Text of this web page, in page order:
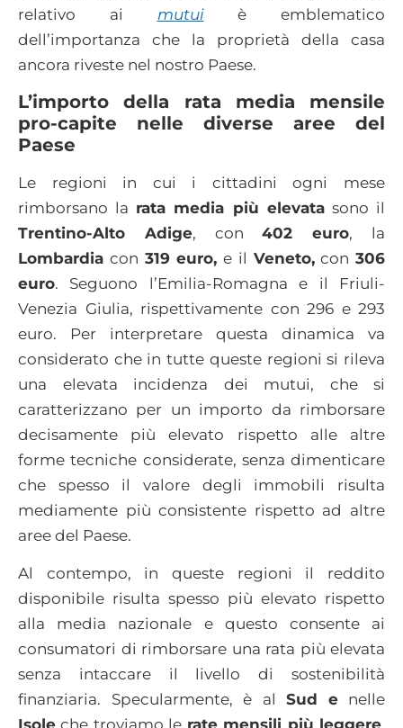
relativo ai mutuiè emblematico
dell’importanza che la proprietà della casa
ancora riveste nel nostro Paese.
L’importo della rata media mensile
pro-capite nelle diverse aree del
Paese
Le regioni in cui i cittadini ogni mese
rimborsano la rata media più elevatasono il
Trentino-Alto Adige, con402 euro, la
Lombardia con 319 euro, e il Veneto,con 306
euro. Seguono l’Emilia-Romagna e il Friuli-
Venezia Giulia, rispettivamente con 296 e 293
euro. Per interpretare questa dinamica va
considerato che in tutte queste regioni si rileva
una elevata incidenza dei mutui, che si
caratterizzano per un importo da rimborsare
decisamente più elevato rispetto alle altre
forme tecniche considerate, senza dimenticare
che spesso il valore degli immobili risulta
mediamente più consistente rispetto ad altre
aree del Paese.
Al contempo, in queste regioni il reddito
disponibile risulta spesso più elevato rispetto
alla media nazionale e questo consente ai
consumatori di rimborsare una rata più elevata
senza intaccare il livello di sostenibilità
finanziaria. Specularmente, è al Sud enelle